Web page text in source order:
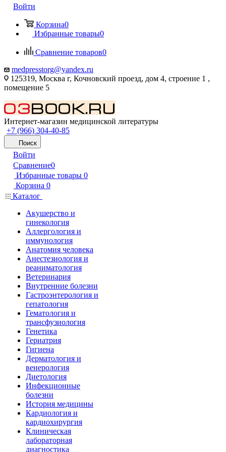
Войти
Корзина0
Избранные товары0
Сравнение товаров0
medpresstorg@yandex.ru
125319, Москва г, Кочновский проезд, дом 4, строение 1 ,
помещение 5
Интернет-магазин медицинской литературы
+7 (966) 304-40-85
Поиск
Войти
Сравнение0
Избранные товары 0
Корзина 0
Каталог
Акушерство и
гинекология
Аллергология и
иммунология
Анатомия человека
Анестезиология и
реаниматология
Ветеринария
Внутренние болезни
Гастроэнтерология и
гепатология
Гематология и
трансфузиология
Генетика
Гериатрия
Гигиена
Дерматология и
венерология
Диетология
Инфекционные
болезни
История медицины
Кардиология и
кардиохирургия
Клиническая
лабораторная
диагностика